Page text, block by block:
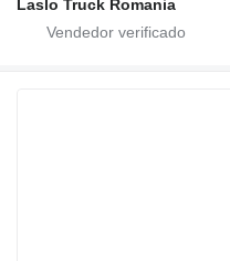
Laslo Truck Romania